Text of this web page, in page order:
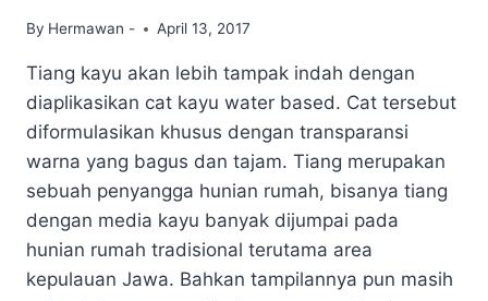
By Hermawan - April 13, 2017
Tiang kayu akan lebih tampak indah dengan
diaplikasikan cat kayu water based. Cat tersebut
diformulasikan khusus dengan transparansi
warna yang bagus dan tajam. Tiang merupakan
sebuah penyangga hunian rumah, bisanya tiang
dengan media kayu banyak dijumpai pada
hunian rumah tradisional terutama area
kepulauan Jawa. Bahkan tampilannya pun masih